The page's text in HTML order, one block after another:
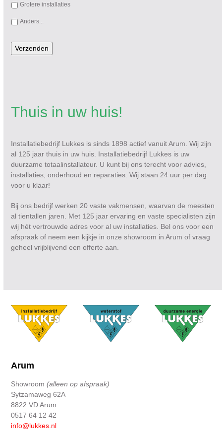
Grotere installaties
Anders...
Verzenden
Thuis in uw huis!
Installatiebedrijf Lukkes is sinds 1898 actief vanuit Arum. Wij zijn
al 125 jaar thuis in uw huis. Installatiebedrijf Lukkes is uw
duurzame totaalinstallateur. U kunt bij ons terecht voor advies,
installaties, onderhoud en reparaties. Wij staan 24 uur per dag
voor u klaar!
Bij ons bedrijf werken 20 vaste vakmensen, waarvan de meesten
al tientallen jaren. Met 125 jaar ervaring en vaste specialisten zijn
wij hét vertrouwde adres voor al uw installaties. Bel ons voor een
afspraak of neem een kijkje in onze showroom in Arum of vraag
geheel vrijblijvend een offerte aan.
Arum
Showroom(alleen op afspraak)
Sytzamaweg 62A
8822 VD Arum
0517 64 12 42
info@lukkes.nl